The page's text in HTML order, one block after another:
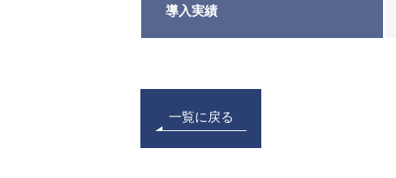
導入実績
一覧に戻る